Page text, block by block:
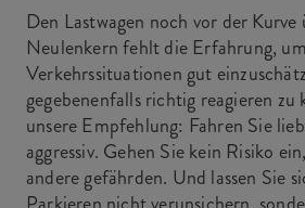
Den Lastwagen noch vor der
Neulenkern fehlt die Erfahrung, um
Verkehrssituationen gut
gegebenenfalls richtig reagieren zu
unsere Empfehlung: Fahren Sie
aggressiv. Gehen Sie kein Risiko
andere gefährden. Und lassen Sie